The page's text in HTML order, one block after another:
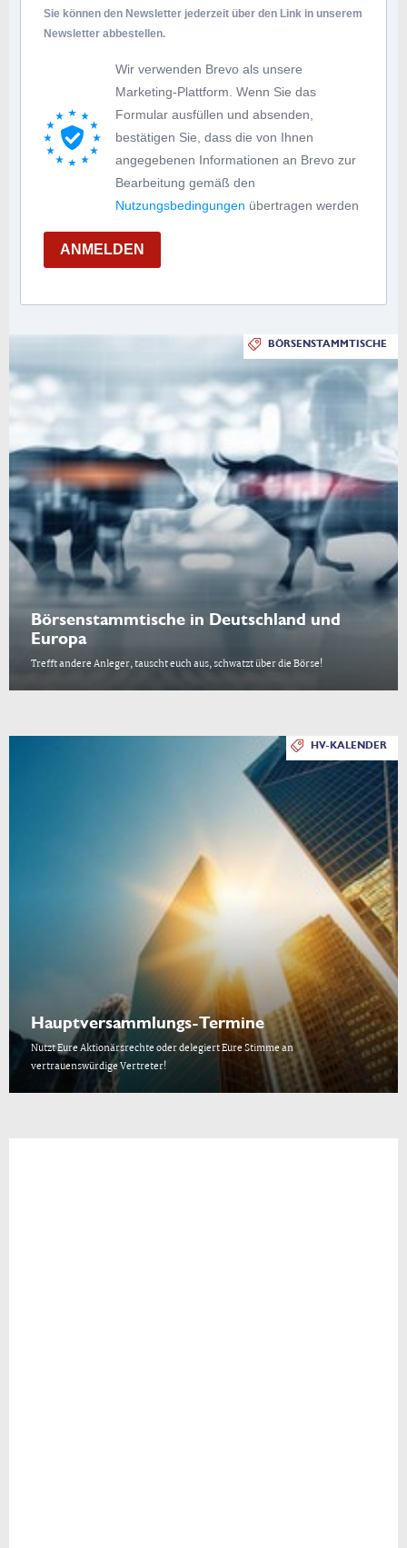
Sie können den Newsletter jederzeit über den Link in unserem
Newsletter abbestellen.
Wir verwenden Brevo als unsere
Marketing-Plattform. Wenn Sie das
Formular ausfüllen und absenden,
bestätigen Sie, dass die von Ihnen
angegebenen Informationen an Brevo zur
Bearbeitung gemäß den
Nutzungsbedingungen übertragen werden
ANMELDEN
BÖRSENSTAMMTISCHE
Börsenstammtische in Deutschland und
Europa
Trefft andere Anleger, tauscht euch aus, schwatzt über die Börse!
HV-KALENDER
Hauptversammlungs-Termine
Nutzt Eure Aktionärsrechte oder delegiert Eure Stimme an
vertrauenswürdige Vertreter!